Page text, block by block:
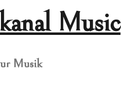
Music
Musik